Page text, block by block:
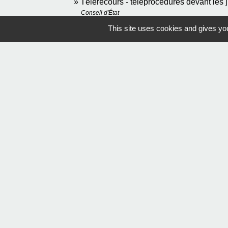
Télérecours - téléprocédures devant les
Conseil d'État
Dans quelles situations le recours à un
This site uses cookies and gives